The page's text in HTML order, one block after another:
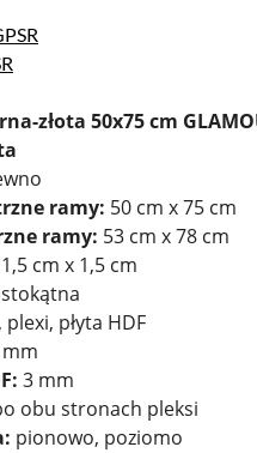
złota 50x75 cm
ramy: 50 cm x 75 cm
ramy: 53 cm x 78 cm
1,5 cm x 1,5 cm
płyta HDF
3 mm
obu stronach pleksi
pionowo, poziomo